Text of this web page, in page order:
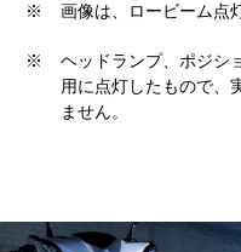
※ 画像は、ロービーム点
※
ヘッドランプ、ポジシ
用に点灯したもので、
ません。